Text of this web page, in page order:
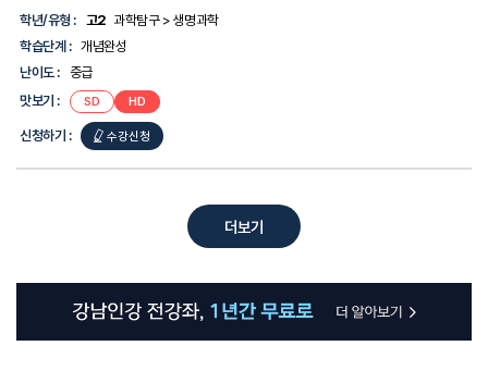
학년/유형 : 고2 과학탐구 > 생명과학
학습단계 : 개념완성
난이도 :
중급
맛보기 :
[하이탑]
생명과학
SD [하이탑]
생명과학
HD
신청하기 :
[하이탑]
수강신청
더보기